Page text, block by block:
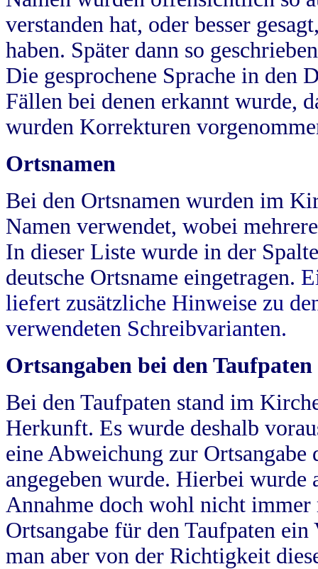
verstanden hat, oder besser
haben. Später dann so
Die gesprochene Sprache in
Fällen bei denen erkannt wurde,
wurden Korrekturen
Ortsnamen
Bei den Ortsnamen wurden im
Namen verwendet, wobei
In dieser Liste wurde in der
deutsche Ortsname eingetragen.
liefert zusätzliche Hinweise zu
verwendeten Schreibvarianten.
Ortsangaben bei den Taufpaten
Bei den Taufpaten stand im
Herkunft. Es wurde deshalb
eine Abweichung zur
angegeben wurde. Hierbei wurde
Annahme doch wohl nicht
Ortsangabe für den Taufpaten
man aber von der Richtigkeit